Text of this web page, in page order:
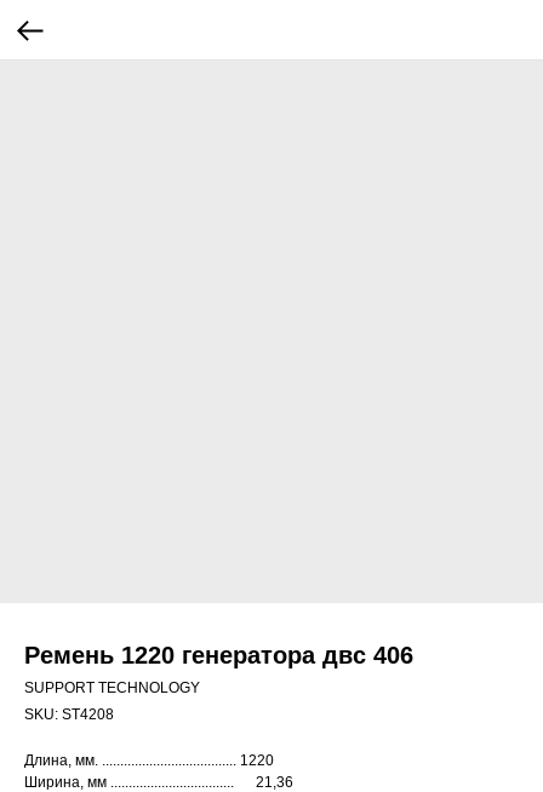
Ремень 1220 генератора двс 406
SUPPORT TECHNOLOGY
SKU: ST4208
Длина, мм. ..................................... 1220
Ширина, мм .................................. 21,36